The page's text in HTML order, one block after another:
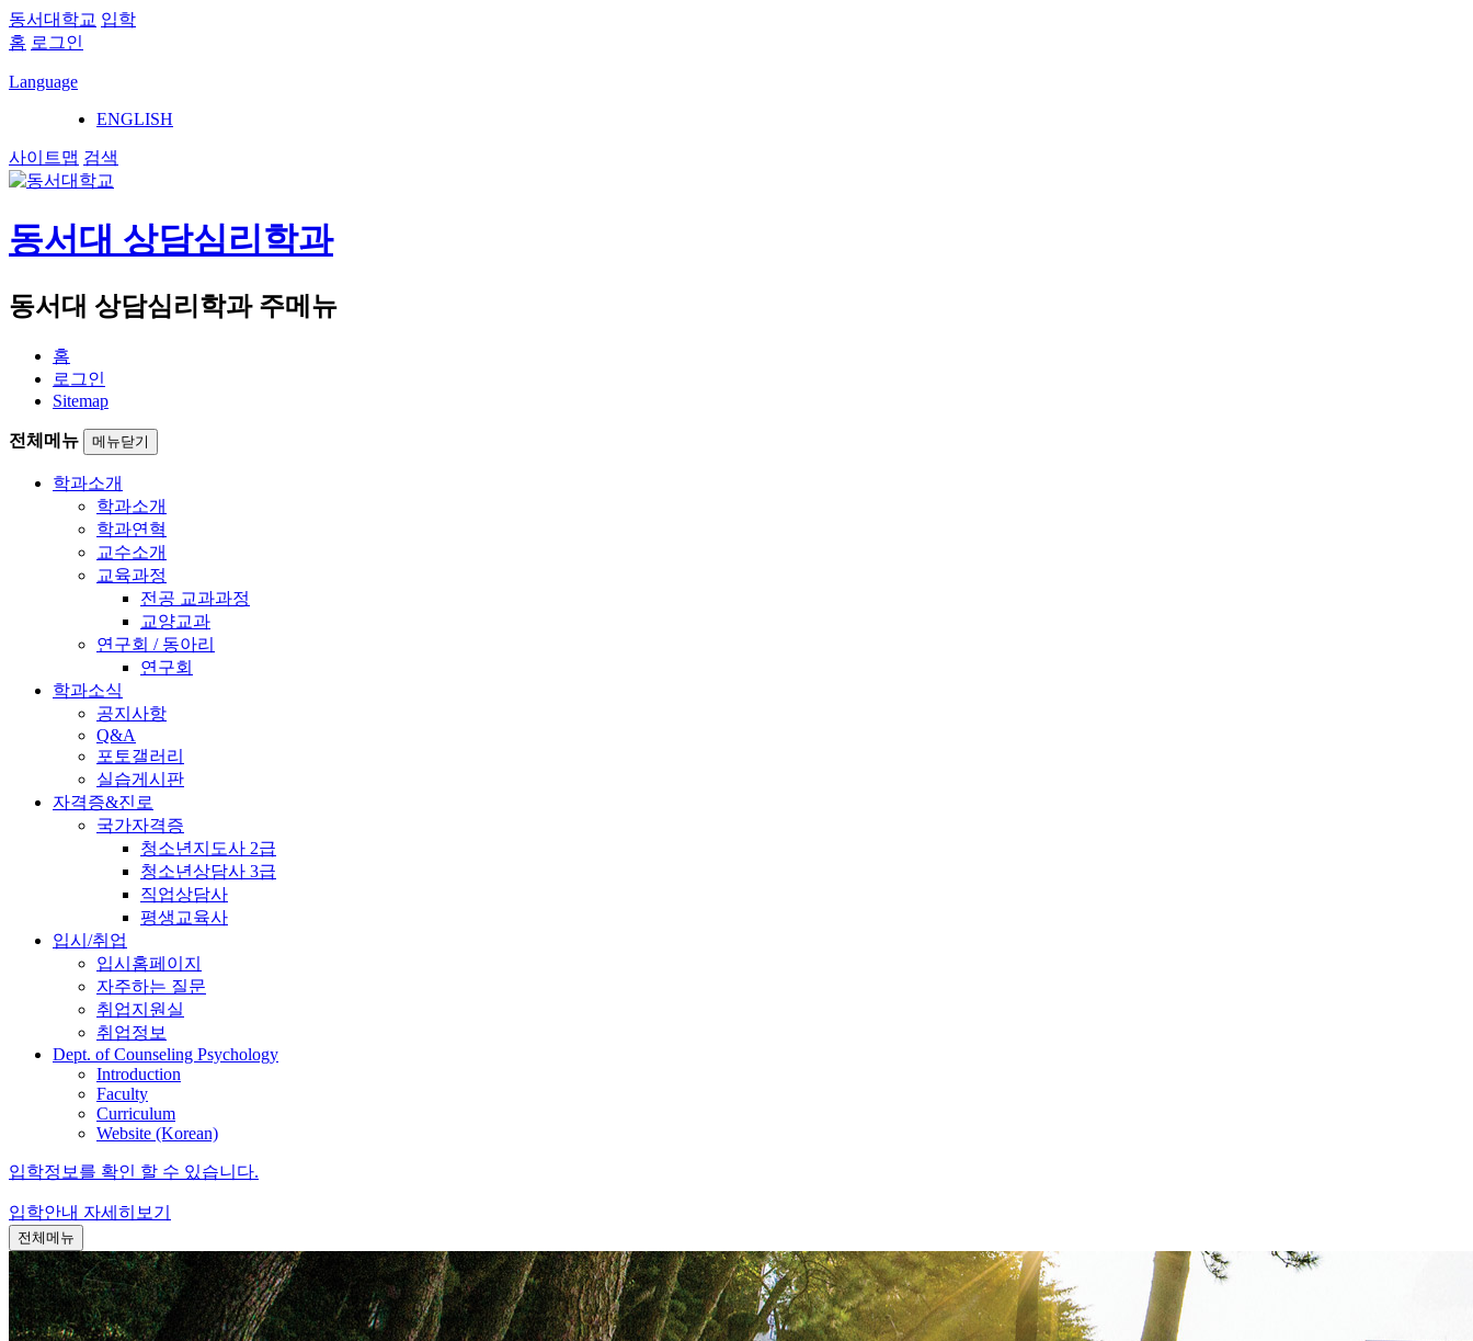
동서대학교 입학
홈 로그인
Language
ENGLISH
사이트맵 검색
동서대 상담심리학과
동서대 상담심리학과 주메뉴
홈
로그인
Sitemap
전체메뉴 메뉴닫기
학과소개
학과소개
학과연혁
교수소개
교육과정
전공 교과과정
교양교과
연구회 / 동아리
연구회
학과소식
공지사항
Q&A
포토갤러리
실습게시판
자격증&진로
국가자격증
청소년지도사 2급
청소년상담사 3급
직업상담사
평생교육사
입시/취업
입시홈페이지
자주하는 질문
취업지원실
취업정보
Dept. of Counseling Psychology
Introduction
Faculty
Curriculum
Website (Korean)
입학정보를 확인 할 수 있습니다.
입학안내 자세히보기
전체메뉴